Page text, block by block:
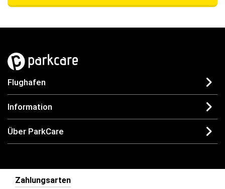
Flughafen
Information
Über ParkCare
Zahlungsarten